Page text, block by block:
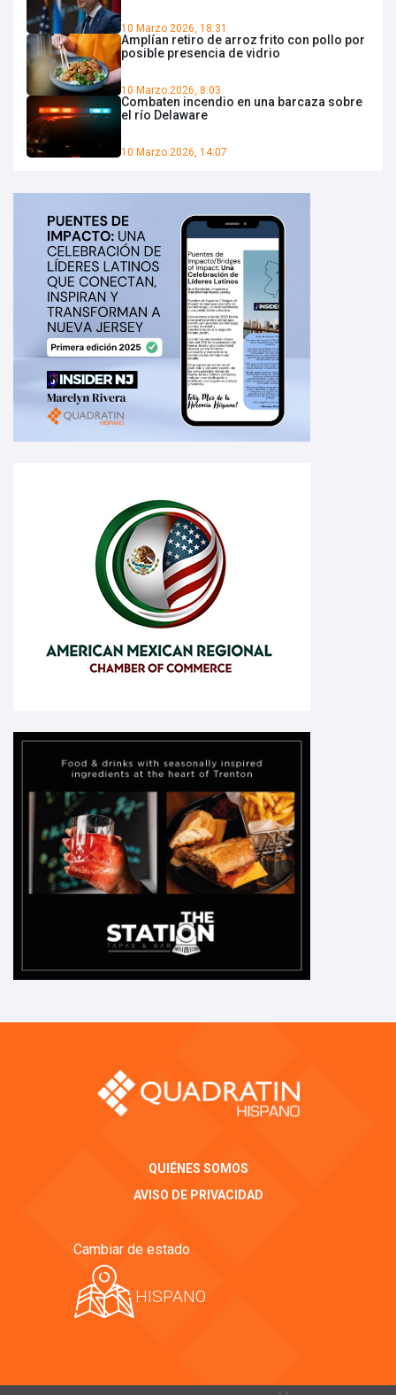
10 Marzo 2026, 18:31
Amplían retiro de arroz frito con pollo por
posible presencia de vidrio
10 Marzo 2026, 8:03
Combaten incendio en una barcaza sobre
el río Delaware
10 Marzo 2026, 14:07
QUIÉNES SOMOS
AVISO DE PRIVACIDAD
Cambiar de estado
HISPANO